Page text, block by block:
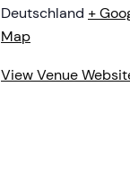
Deutschland +
Map
View Venue